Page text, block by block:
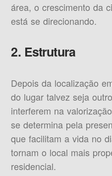
área, o crescimento da
está se direcionando.
2. Estrutura
Depois da localização
do lugar talvez seja
interferem na
se determina pela
que facilitam a vida no
tornam o local mais
residencial.